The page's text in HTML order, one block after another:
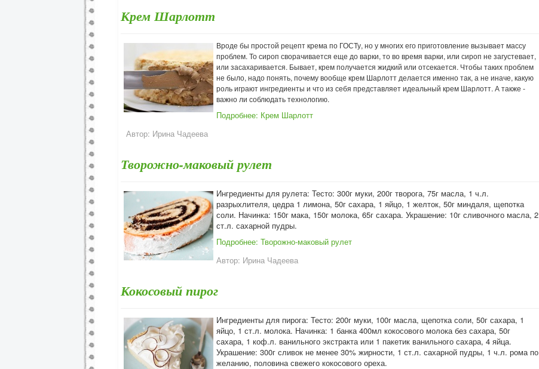
Крем Шарлотт
Вроде бы простой рецепт крема по ГОСТу, но у многих его приготовление вызывает массу
проблем. Тосироп сворачивается еще до варки, тово время варки, или сироп не загустевает,
или засахаривается. Бывает, крем получается жидкий или отсекается. Чтобы таких проблем
не было, надо понять, почему вообще крем Шарлотт делается именно так, а не иначе, какую
роль играют ингредиенты и что из себя представляет идеальный крем Шарлотт. А также -
важно ли соблюдать технологию.
Подробнее: Крем Шарлотт
Автор: Ирина Чадеева
Творожно-маковый рулет
Ингредиенты для рулета: Тесто: 300г муки, 200г творога, 75г масла, 1 ч.л.
разрыхлителя, цедра 1 лимона, 50г сахара, 1 яйцо, 1 желток, 50г миндаля, щепотка
соли. Начинка: 150г мака, 150г молока, 65г сахара. Украшение: 10г сливочного масла, 2
ст.л. сахарной пудры.
Подробнее: Творожно-маковый рулет
Автор: Ирина Чадеева
Кокосовый пирог
Ингредиенты для пирога: Тесто: 200г муки, 100г масла, щепотка соли, 50г сахара, 1
яйцо, 1 ст.л. молока. Начинка: 1 банка 400мл кокосового молока без сахара, 50г
сахара, 1 коф.л. ванильного экстракта или 1 пакетик ванильного сахара, 4 яйца.
Украшение: 300г сливок не менее 30% жирности, 1 ст.л. сахарной пудры, 1 ч.л. рома по
желанию, половина свежего кокосового ореха.